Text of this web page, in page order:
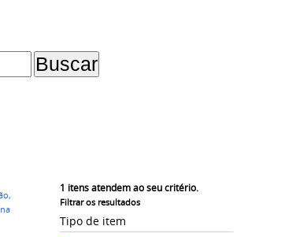
1 itens atendem ao seu critério.
Filtrar os resultados
Tipo de item
,